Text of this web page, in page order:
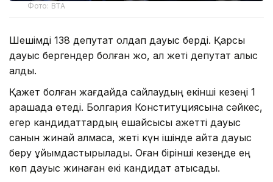
Фото: BTA
Шешімді 138 депутат қолдап дауыс берді. Қарсы
дауыс бергендер болған жоқ, ал жеті депутат қалыс
қалды.
Қажет болған жағдайда сайлаудың екінші кезеңі 1
қарашада өтеді. Болгария Конституциясына сәйкес,
егер кандидаттардың ешқайсысы қажетті дауыс
санын жинай алмаса, жеті күн ішінде қайта дауыс
беру ұйымдастырылады. Оған бірінші кезеңде ең
көп дауыс жинаған екі кандидат қатысады.